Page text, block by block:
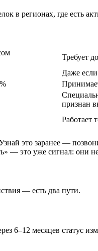
в регионах, где есть
Требует
Даже
признан
Работает
это заранее —
— это уже сигнал: они
— есть два пути.
6–12 месяцев статус